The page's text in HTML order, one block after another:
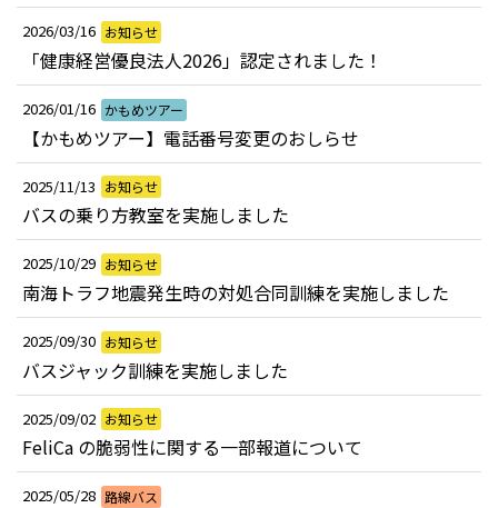
2026/03/16 お知らせ
「健康経営優良法人2026」認定されました！
2026/01/16 かもめツアー
【かもめツアー】電話番号変更のおしらせ
2025/11/13 お知らせ
バスの乗り方教室を実施しました
2025/10/29 お知らせ
南海トラフ地震発生時の対処合同訓練を実施しました
2025/09/30 お知らせ
バスジャック訓練を実施しました
2025/09/02 お知らせ
FeliCa の脆弱性に関する一部報道について
2025/05/28 路線バス